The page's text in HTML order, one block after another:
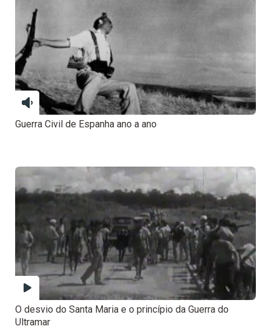
Guerra Civil de Espanha ano a ano
O desvio do Santa Maria e o princípio da Guerra do
Ultramar